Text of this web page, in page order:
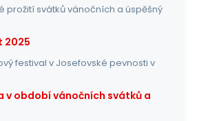
prožití svátků vánočních a úspěšný
2025
festival v Josefovské pevnosti v
v období vánočních svátků a